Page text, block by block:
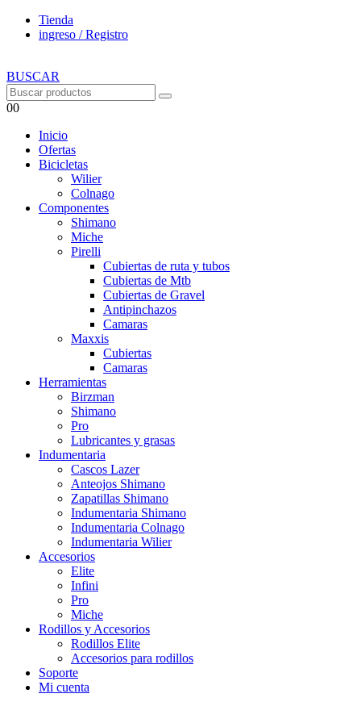
Tienda
ingreso / Registro
BUSCAR
00
Inicio
Ofertas
Bicicletas
Wilier
Colnago
Componentes
Shimano
Miche
Pirelli
Cubiertas de ruta y tubos
Cubiertas de Mtb
Cubiertas de Gravel
Antipinchazos
Camaras
Maxxis
Cubiertas
Camaras
Herramientas
Birzman
Shimano
Pro
Lubricantes y grasas
Indumentaria
Cascos Lazer
Anteojos Shimano
Zapatillas Shimano
Indumentaria Shimano
Indumentaria Colnago
Indumentaria Wilier
Accesorios
Elite
Infini
Pro
Miche
Rodillos y Accesorios
Rodillos Elite
Accesorios para rodillos
Soporte
Mi cuenta